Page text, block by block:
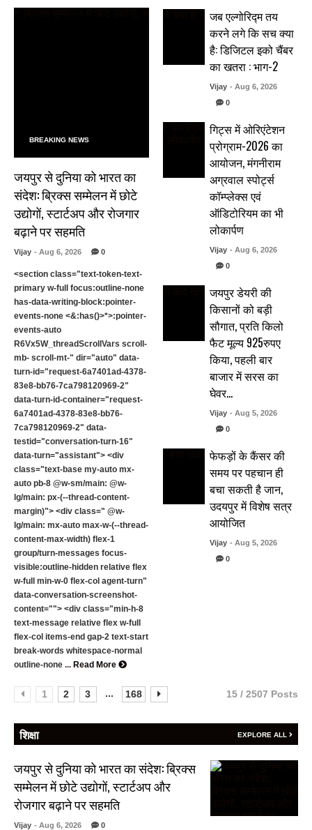
BREAKING NEWS
जयपुर से दुनिया को भारत का
संदेश: ब्रिक्स सम्मेलन में छोटे
उद्योगों, स्टार्टअप और रोजगार
बढ़ाने पर सहमति
Vijay - Aug 6, 2026 0
<section class="text-token-text-
primary w-full focus:outline-none
has-data-writing-block:pointer-
events-none <&:has()>*>:pointer-
events-auto
R6Vx5W_threadScrollVars scroll-
mb- scroll-mt-" dir="auto" data-
turn-id="request-6a7401ad-4378-
83e8-bb76-7ca798120969-2"
data-turn-id-container="request-
6a7401ad-4378-83e8-bb76-
7ca798120969-2" data-
testid="conversation-turn-16"
data-turn="assistant"> <div
class="text-base my-auto mx-
auto pb-8 @w-sm/main: @w-
lg/main: px-(--thread-content-
margin)"> <div class=" @w-
lg/main: mx-auto max-w-(--thread-
content-max-width) flex-1
group/turn-messages focus-
visible:outline-hidden relative flex
w-full min-w-0 flex-col agent-turn"
data-conversation-screenshot-
content=""> <div class="min-h-8
text-message relative flex w-full
flex-col items-end gap-2 text-start
break-words whitespace-normal
outline-none ... Read More
जब एल्गोरिद्म तय
करने लगे कि सच क्या
है: डिजिटल इको चैंबर
का खतरा : भाग-2
Vijay - Aug 6, 2026
0
गिट्स में ओरिएंटेशन
प्रोग्राम-2026 का
आयोजन, मंगनीराम
अग्रवाल स्पोर्ट्स
कॉम्प्लेक्स एवं
ऑडिटोरियम का भी
लोकार्पण
Vijay - Aug 6, 2026
0
जयपुर डेयरी की
किसानों को बड़ी
सौगात, प्रति किलो
फैट मूल्य 925रुपए
किया, पहली बार
बाजार में सरस का
घेवर…
Vijay - Aug 5, 2026
0
फेफड़ों के कैंसर की
समय पर पहचान ही
बचा सकती है जान,
उदयपुर में विशेष सत्र
आयोजित
Vijay - Aug 5, 2026
0
1 2 3 ... 168 15 / 2507 Posts
शिक्षा EXPLORE ALL
जयपुर से दुनिया को भारत का संदेश: ब्रिक्स
सम्मेलन में छोटे उद्योगों, स्टार्टअप और
रोजगार बढ़ाने पर सहमति
Vijay - Aug 6, 2026 0